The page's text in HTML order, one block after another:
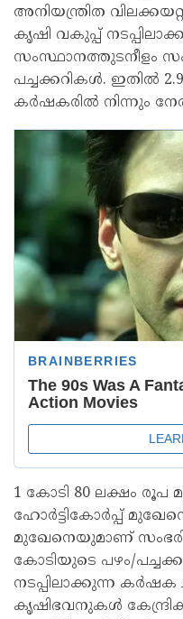
അനിയന്ത്രിത
കൃഷി വകുപ്പ്
സംസ്ഥാനത്തുടനീളം
പച്ചക്കറികൾ. ഇതിൽ
കർഷകരിൽ നിന്നും
1 കോടി 80 ലക്ഷം രൂപ
ഹോർട്ടികോർപ്പ്
മുഖേനെയുമാണ്
കോടിയുടെ പഴം/
നടപ്പിലാക്കുന്ന കർഷക
കൃഷിഭവനുകൾ